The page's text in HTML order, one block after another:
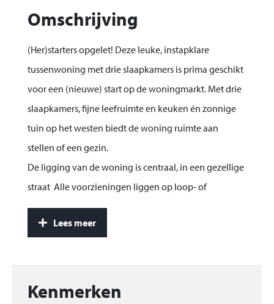
Omschrijving
(Her)starters opgelet! Deze leuke, instapklare
tussenwoning met drie slaapkamers is prima geschikt
voor een (nieuwe) start op de woningmarkt. Met drie
slaapkamers, fijne leefruimte en keuken én zonnige
tuin op het westen biedt de woning ruimte aan
stellen of een gezin.
De ligging van de woning is centraal, in een gezellige
straat Alle voorzieningen liggen op loop- of
fietsafstand. Supermarkten liggen om de hoek en
binnen tien minuten fiets je naar de binnenstad van
van de snelweg A4/A58 naar Zeeland, België of de
Lees meer
Kenmerken